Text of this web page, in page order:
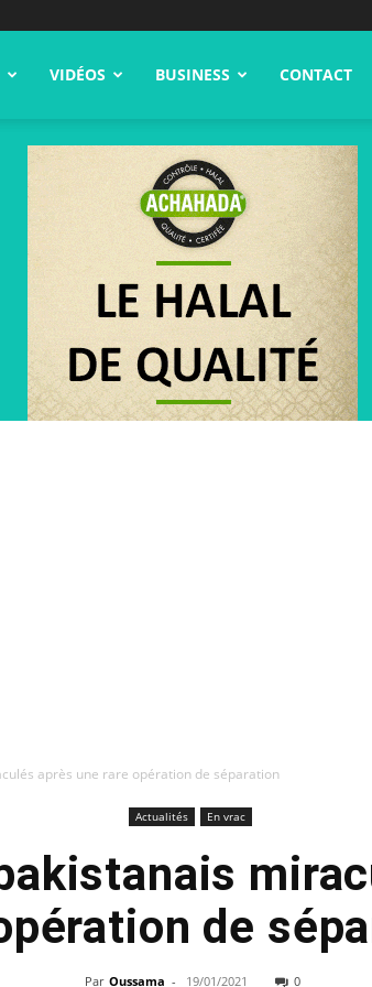
VIDÉOS BUSINESS CONTACT
après une rare opération de séparation
Actualités En vrac
de
Par Oussama - 19/01/2021 0